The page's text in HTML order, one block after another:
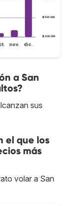
$200.000
$300.000
nov. dic.
a San
sus
el que los
más
volar a San